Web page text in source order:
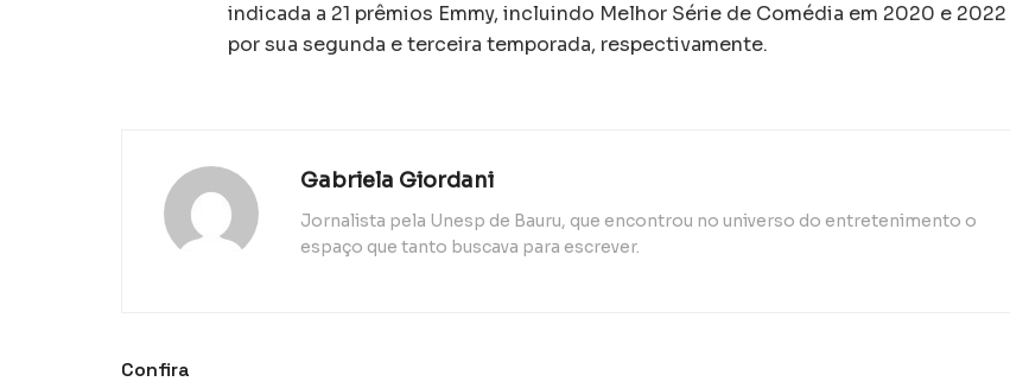
indicada a 21 prêmios Emmy, incluindo Melhor Série de Comédia em 2020 e 2022
por sua segunda e terceira temporada, respectivamente.
Gabriela Giordani
Jornalista pela Unesp de Bauru, que encontrou no universo do entretenimento o
espaço que tanto buscava para escrever.
Confira